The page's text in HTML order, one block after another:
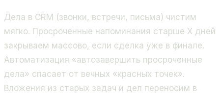
Дела в CRM (звонки, встречи, письма) чистим
мягко. Просроченные напоминания старше X дней
закрываем массово, если сделка уже в финале.
Автоматизация «автозавершить просроченные
дела» спасает от вечных «красных точек».
Вложения из старых задач и дел переносим в